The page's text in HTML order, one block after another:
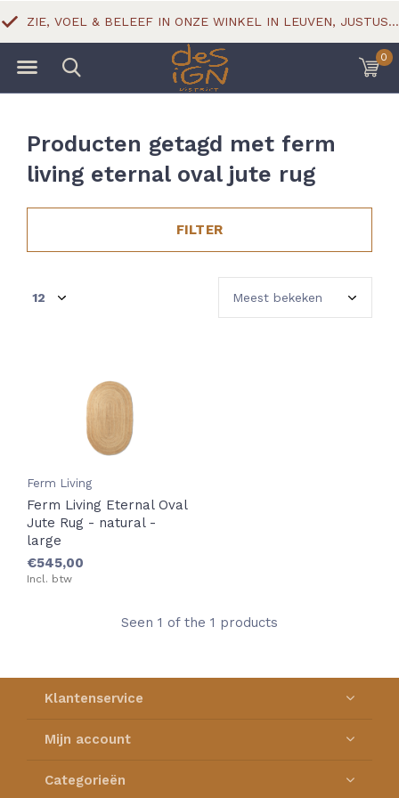
0
ZIE, VOEL & BELEEF IN ONZE WINKEL IN LEUVEN, JUSTUS LIPSIUSSTRAAT 18
Producten getagd met ferm
living eternal oval jute rug
FILTER
Ferm Living
Ferm Living Eternal Oval
Jute Rug - natural -
large
€545,00
Incl. btw
Seen 1 of the 1 products
Klantenservice
Mijn account
Categorieën